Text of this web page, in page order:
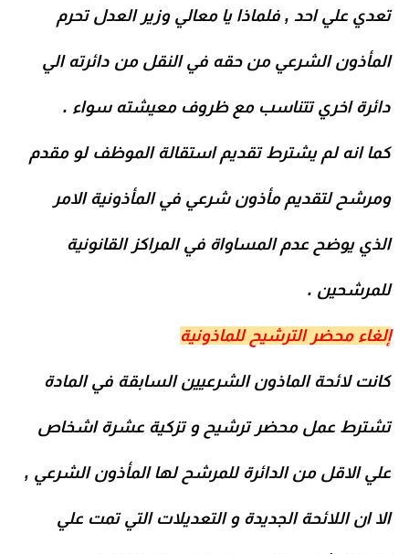
تعدي علي احد , فلماذا يا معالي وزير العدل تحرم
المأذون الشرعي من حقه في النقل من دائرته الي
دائرة اخري تتناسب مع ظروف معيشته سواء .
كما انه لم يشترط تقديم استقالة الموظف لو مقدم
ومرشح لتقديم مأذون شرعي في المأذونية الامر
الذي يوضح عدم المساواة في المراكز القانونية
للمرشحين .
إلغاء محضر الترشيح للماذونية
كانتلائحة الماذون الشرعيين السابقة في المادة
تشترط عمل محضر ترشيح و تزكية عشرة اشخاص
علي الاقل من الدائرة للمرشحلها المأذون الشرعي ,
الا ان اللائحة الجديدة و التعديلات التي تمت علي